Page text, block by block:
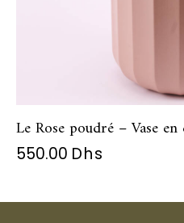
Le Rose poudré – Vase
550.00 Dhs